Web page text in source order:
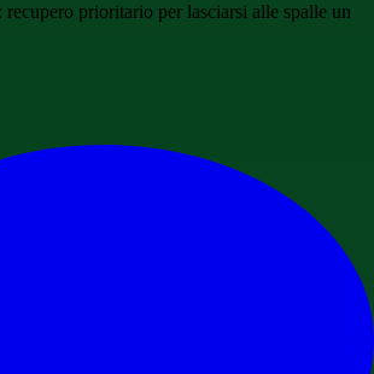
prioritario per lasciarsi alle spalle un